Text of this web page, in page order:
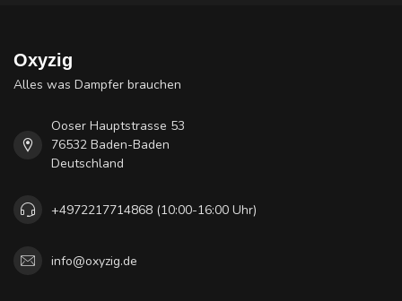
Oxyzig
Alles was Dampfer brauchen
Ooser Hauptstrasse 53
76532 Baden-Baden
Deutschland
+4972217714868 (10:00-16:00 Uhr)
info@oxyzig.de